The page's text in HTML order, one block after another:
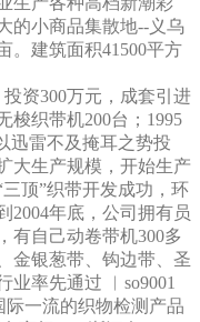
的小商品集散地--义乌
。建筑面积41500平方
资300万元，成套引进
梭织带机200台；1995
迅雷不及掩耳之势投
大生产规模，开始生产
顶”织带开发成功，环
2004年底，公司拥有员
有自己动卷带机300多
金银葱带、钩边带、圣
业率先通过 ︳so9001
际一流的织物检测产品